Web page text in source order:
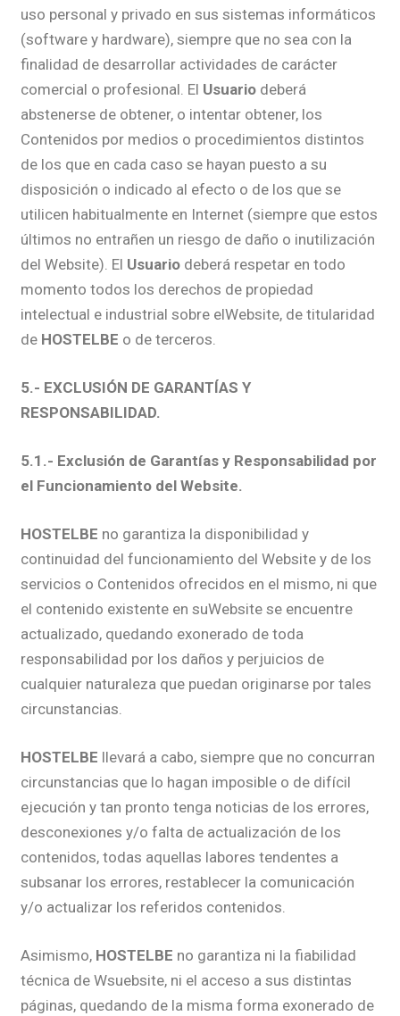
uso personal y privado en sus sistemas informáticos
(software y hardware), siempre que no sea con la
finalidad de desarrollar actividades de carácter
comercial o profesional. El Usuario deberá
abstenerse de obtener, o intentar obtener, los
Contenidos por medios o procedimientos distintos
de los que en cada caso se hayan puesto a su
disposición o indicado al efecto o de los que se
utilicen habitualmente en Internet (siempre que estos
últimos no entrañen un riesgo de daño o inutilización
del Website). El Usuario deberá respetar en todo
momento todos los derechos de propiedad
intelectual e industrial sobre elWebsite, de titularidad
de HOSTELBE o de terceros.
5.- EXCLUSIÓN DE GARANTÍAS Y
RESPONSABILIDAD.
5.1.- Exclusión de Garantías y Responsabilidad por
el Funcionamiento del Website.
HOSTELBE no garantiza la disponibilidad y
continuidad del funcionamiento del Website y de los
servicios o Contenidos ofrecidos en el mismo, ni que
el contenido existente en suWebsite se encuentre
actualizado, quedando exonerado de toda
responsabilidad por los daños y perjuicios de
cualquier naturaleza que puedan originarse por tales
circunstancias.
HOSTELBE llevará a cabo, siempre que no concurran
circunstancias que lo hagan imposible o de difícil
ejecución y tan pronto tenga noticias de los errores,
desconexiones y/o falta de actualización de los
contenidos, todas aquellas labores tendentes a
subsanar los errores, restablecer la comunicación
y/o actualizar los referidos contenidos.
Asimismo, HOSTELBE no garantiza ni la fiabilidad
técnica de Wsuebsite, ni el acceso a sus distintas
páginas, quedando de la misma forma exonerado de